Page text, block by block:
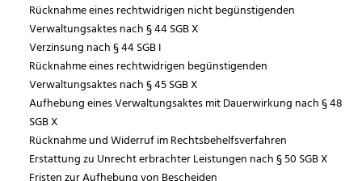
Rücknahme eines rechtwidrigen nicht begünstigenden
Verwaltungsaktes nach § 44 SGB X
Verzinsung nach § 44 SGB I
Rücknahme eines rechtwidrigen begünstigenden
Verwaltungsaktes nach § 45 SGB X
Aufhebung eines Verwaltungsaktes mit Dauerwirkung nach § 48
SGB X
Rücknahme und Widerruf im Rechtsbehelfsverfahren
Erstattung zu Unrecht erbrachter Leistungen nach § 50 SGB X
Fristen zur Aufhebung von Bescheiden